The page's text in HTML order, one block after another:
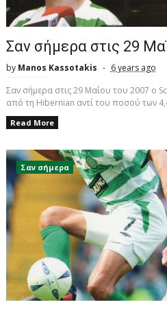
Σαν σήμερα στις 29
by Manos Kassotakis
6 years ago
Σαν σήμερα στις 29 Μαΐου του 2007 ο
από τη Hibernian αντί του ποσού των
Read More
Σαν σήμερα